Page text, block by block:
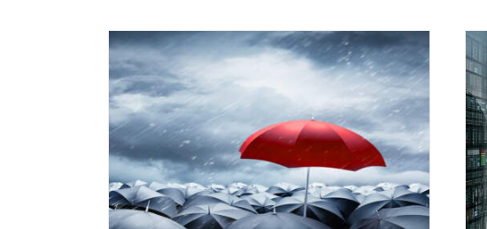
Auch im Notfall verfügbar:
Cloud Services mit
Standortredundanz
News Pressemitteilung